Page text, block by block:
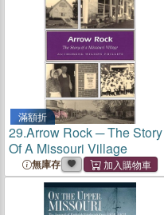
滿額折
29.Arrow Rock ─ The Story
Of A Missouri Village
無庫存